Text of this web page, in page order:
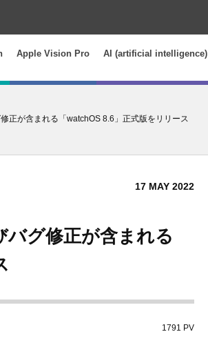
Apple Vision Pro AI (artificial intelligence)
正が含まれる「watchOS 8.6」正式版をリリース
17 MAY 2022
グ修正が含まれる
1791 PV